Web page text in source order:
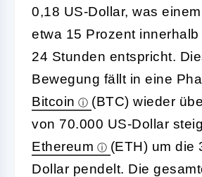
0,18 US-Dollar, was
etwa 15 Prozent
24 Stunden entspricht.
Bewegung fällt in eine
Bitcoin
(BTC) wieder
von 70.000 US-Dollar
Ethereum
(ETH) um die
Dollar pendelt. Die